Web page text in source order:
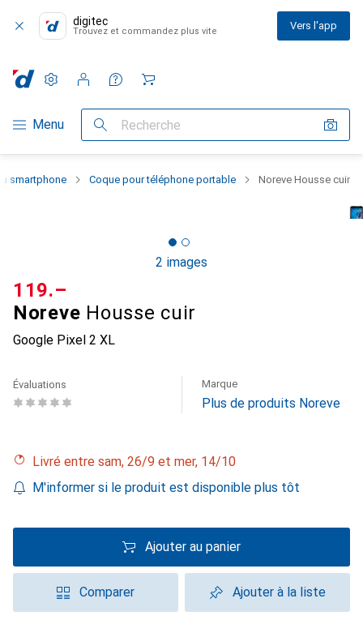
digitec
Trouvez et commandez plus vite Vers l'app
Navigation par catégorie
Menu Recherche
Paramètres
Compte client
Listes de comparaison
Listes d'envies
Panier
smartphone Coque pour téléphone portable Noreve Housse cuir
2 images
Noreve Housse cuir
Google Pixel 2 XL
CHF
119.–
Évaluations Marque
Plus de produits Noreve
Livré entre sam, 26/9 et mer, 14/10
M'informer si le produit est disponible plus tôt
Ajouter au panier
Comparer Ajouter à la liste